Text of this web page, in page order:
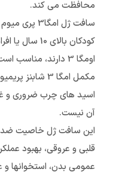
محافظت می کند.
سافت ژل
کودکان
اومگا 3 دارند، مناسب است.
آن نیست.
این سافت ژل خاصیت ضد
قلبی و عروقی، بهبود
عمومی بدن، استخوانها